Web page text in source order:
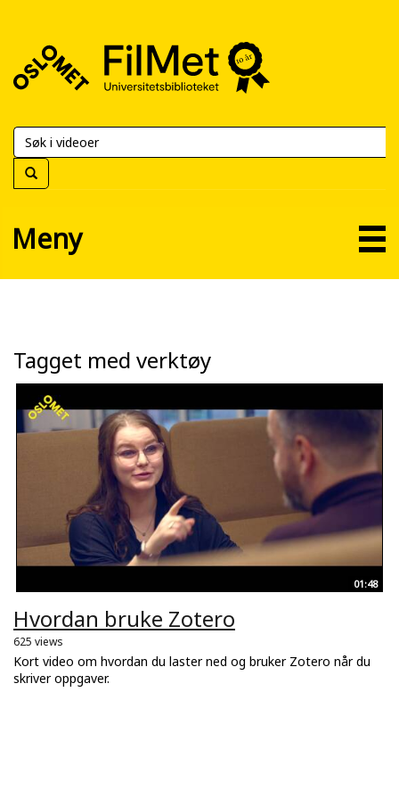
FilMet
Universitetsbiblioteket
Meny
Tagget med verktøy
01:48
Hvordan bruke Zotero
625 views
Kort video om hvordan du laster ned og bruker Zotero når du
skriver oppgaver.